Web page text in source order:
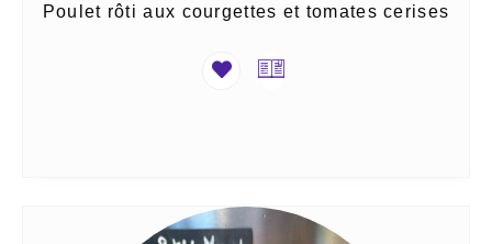
Poulet rôti aux courgettes et tomates cerises